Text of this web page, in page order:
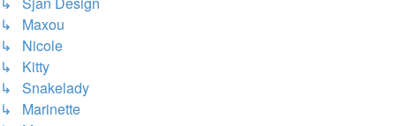
↳ Maxou
↳ Nicole
↳ Kitty
↳ Snakelady
↳ Marinette